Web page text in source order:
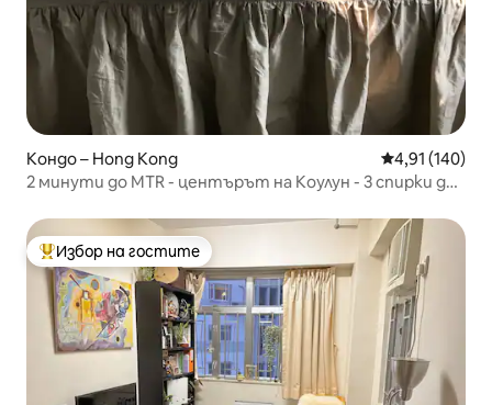
Кондо – Hong Kong Средна
4,91 (140)
2 минути до MTR - центърът на Коулун - 3 спирки до
Най-популярен избор на гостите
Избор на гостите